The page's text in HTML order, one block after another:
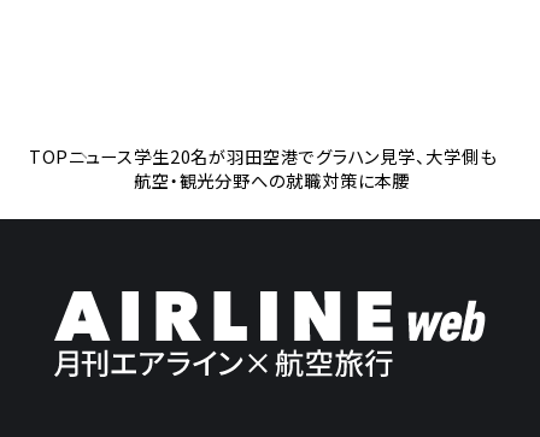
TOPニュース学生20名が羽田空港でグラハン見学、大学側も
航空・観光分野への就職対策に本腰